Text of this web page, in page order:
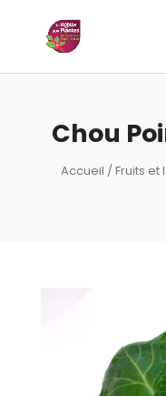
Chou
Accueil /Fruits et